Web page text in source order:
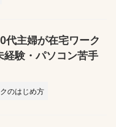
代主婦が在宅ワーク
経験・パソコン苦手
のはじめ方